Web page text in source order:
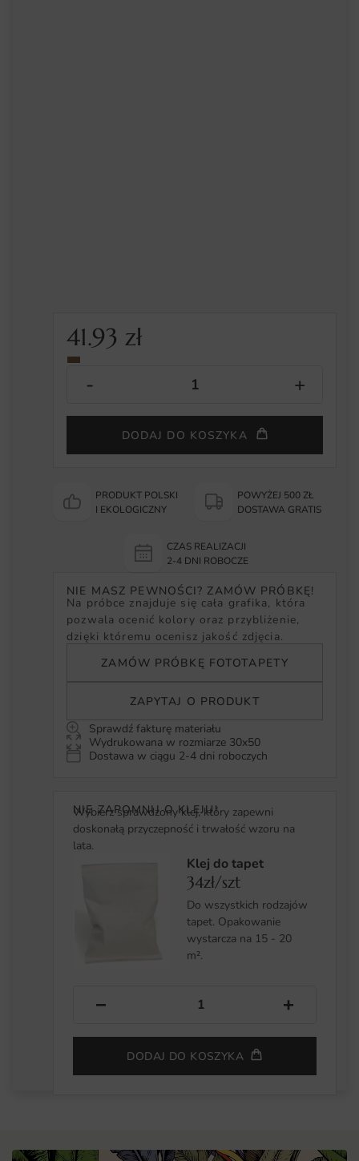
41.93zł
DODAJ DO KOSZYKA
PRODUKT POLSKI
I EKOLOGICZNY
POWYŻEJ 500 ZŁ
DOSTAWA GRATIS
CZAS REALIZACJI
2-4 DNI ROBOCZE
NIE MASZ PEWNOŚCI? ZAMÓW PRÓBKĘ!
Na próbce znajduje się cała grafika, która
pozwala ocenić kolory oraz przybliżenie,
dzięki któremu ocenisz jakość zdjęcia.
ZAMÓW PRÓBKĘ FOTOTAPETY
ZAPYTAJ O PRODUKT
Sprawdź fakturę materiału
Wydrukowana w rozmiarze 30x50
Dostawa w ciągu 2-4 dni roboczych
NIE ZAPOMNIJ O KLEJU!
Wybierz sprawdzony klej, który zapewni
doskonałą przyczepność i trwałość wzoru na
lata.
Klej do tapet
34zł/szt
Do wszystkich rodzajów
tapet. Opakowanie
wystarcza na 15 - 20
m².
− +
DODAJ DO KOSZYKA